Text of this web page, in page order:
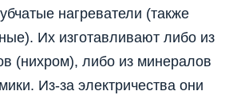
нагреватели (также
Их изготавливают либо из
(нихром), либо из минералов
Из-за электричества они